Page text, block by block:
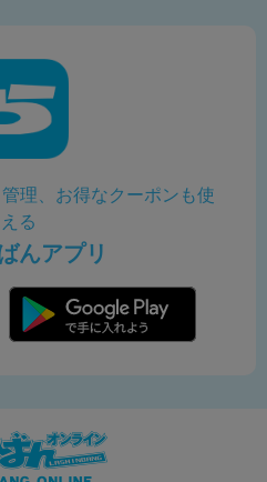
理、お得なクーポンも使
える
んアプリ